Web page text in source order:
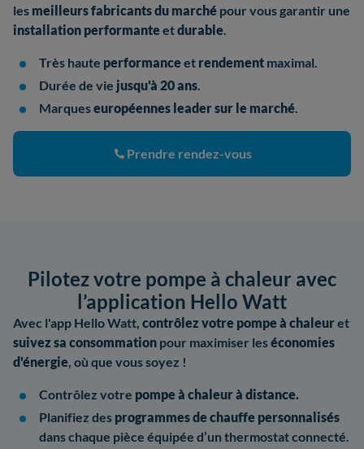
les meilleurs fabricantsdu marché pour vous garantir une
installation performante etdurable.
Très haute performance et rendement maximal.
Durée de vie jusqu'à 20 ans.
Marqueseuropéennes leader sur le marché.
Prendre rendez-vous
Pilotez votre pompe à chaleur avec
l’application Hello Watt
Avec l'app Hello Watt, contrôlez votre pompe à chaleuret
suivez sa consommation pour maximiser leséconomies
d'énergie, où que vous soyez !
Contrôlez votre pompe à chaleur à distance.
Planifiez des programmes de chauffe personnalisés
dans chaque pièce équipée d’un thermostat connecté.